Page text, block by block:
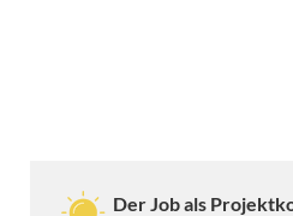
Der Job als